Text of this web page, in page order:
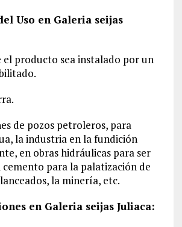
Uso en Galeria seijas
el producto sea instalado por un
de pozos petroleros, para
la industria en la fundición
en obras hidráulicas para ser
cemento para la palatización de
la minería, etc.
en Galeria seijas Juliaca: